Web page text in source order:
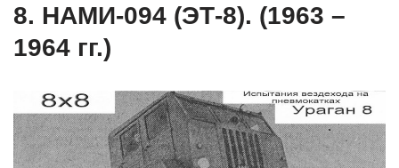
8. НАМИ-094 (ЭТ-8). (1963 –
1964 гг.)